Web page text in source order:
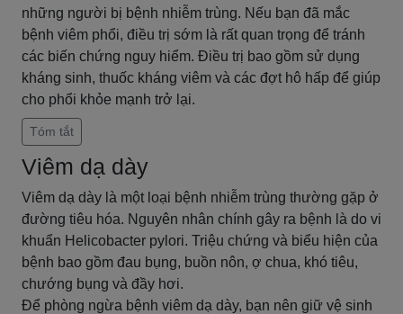
những người bị bệnh nhiễm trùng. Nếu bạn đã mắc
bệnh viêm phổi, điều trị sớm là rất quan trọng để tránh
các biến chứng nguy hiểm. Điều trị bao gồm sử dụng
kháng sinh, thuốc kháng viêm và các đợt hô hấp để giúp
cho phổi khỏe mạnh trở lại.
Tóm tắt
Viêm dạ dày
Viêm dạ dày là một loại bệnh nhiễm trùng thường gặp ở
đường tiêu hóa. Nguyên nhân chính gây ra bệnh là do vi
khuẩn Helicobacter pylori. Triệu chứng và biểu hiện của
bệnh bao gồm đau bụng, buồn nôn, ợ chua, khó tiêu,
chướng bụng và đầy hơi.
Để phòng ngừa bệnh viêm dạ dày, bạn nên giữ vệ sinh